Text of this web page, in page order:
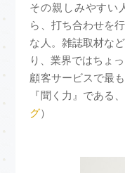
その親しみやすい
ら、打ち合わせを
な人。雑誌取材な
り、業界ではちょっ
顧客サービスで最
『聞く力』である
グ）